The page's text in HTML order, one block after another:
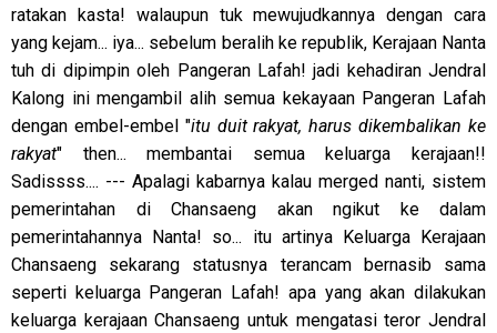
ratakan kasta! walaupun tuk mewujudkannya dengan cara
yang kejam... iya... sebelum beralih ke republik, Kerajaan Nanta
tuh di dipimpin oleh Pangeran Lafah! jadi kehadiran Jendral
Kalong ini mengambil alih semua kekayaan Pangeran Lafah
dengan embel-embel "itu duit rakyat, harus dikembalikan ke
rakyat" then... membantai semua keluarga kerajaan!!
Sadissss.... --- Apalagi kabarnya kalau merged nanti, sistem
pemerintahan di Chansaeng akan ngikut ke dalam
pemerintahannya Nanta! so... itu artinya Keluarga Kerajaan
Chansaeng sekarang statusnya terancam bernasib sama
seperti keluarga Pangeran Lafah! apa yang akan dilakukan
keluarga kerajaan Chansaeng untuk mengatasi teror Jendral